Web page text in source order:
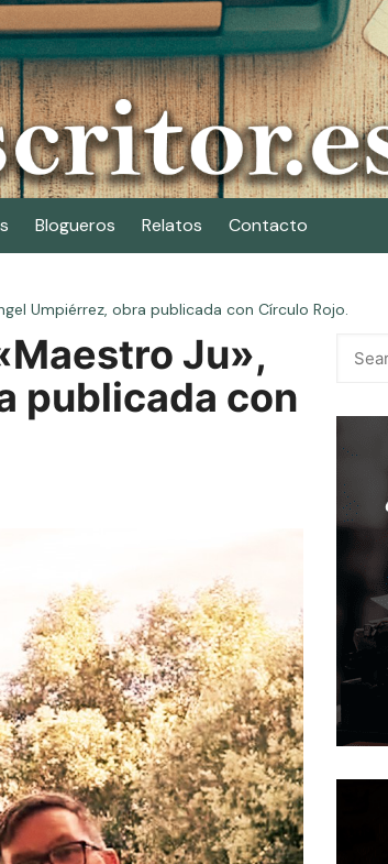
Blogueros Relatos Contacto
Umpiérrez, obra publicada con Círculo Rojo.
Ju»,
publicada con